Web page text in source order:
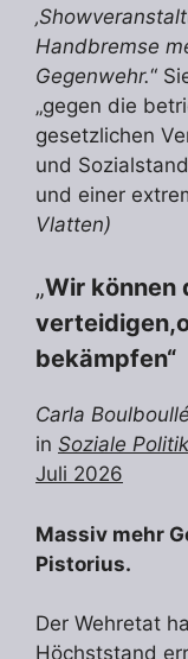
Handbremse
Gegenwehr.“
„gegen die
gesetzlichen
und
und einer
Vlatten)
„Wir können
bekämpfen“
Carla
in Soziale
Juli 2026
Massiv mehr
Pistorius.
Der Wehretat
Höchststand